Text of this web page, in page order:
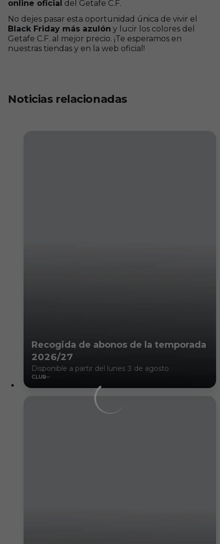
online oficial del Getafe C.F.
No dejes pasar esta oportunidad única de vivir el
Black Friday más azulón y lucir los colores del
Getafe C.F. al mejor precio. ¡Te esperamos en
nuestras tiendas y en la web oficial!
Noticias relacionadas
Recogida de abonos de la temporada
2026/27
Disponible a partir del lunes 3 de agosto
CLUB